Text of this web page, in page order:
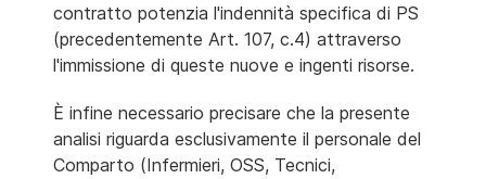
contratto potenzia l'indennità specifica di PS
(precedentemente Art. 107, c.4) attraverso
l'immissione di queste nuove e ingenti risorse.
È infine necessario precisare che la presente
analisi riguarda esclusivamente il personale del
Comparto (Infermieri, OSS, Tecnici,